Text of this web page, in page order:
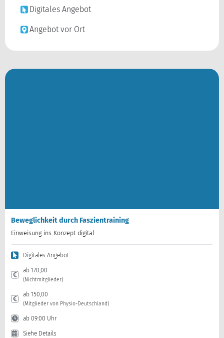
Digitale Einweisung ins Konzept
Beratung
Netzwerk-Prävention
Digitales Angebot
Angebot vor Ort
Beweglichkeit durch Faszientraining
Einweisung ins Konzept digital
Digitales Angebot
ab 170,00
(Nichtmitglieder)
ab 150,00
(Mitglieder von Physio-Deutschland)
ab 09:00 Uhr
Siehe Details